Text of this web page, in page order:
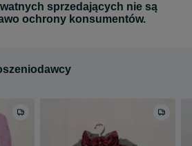
sprzedających nie są
ochrony konsumentów.